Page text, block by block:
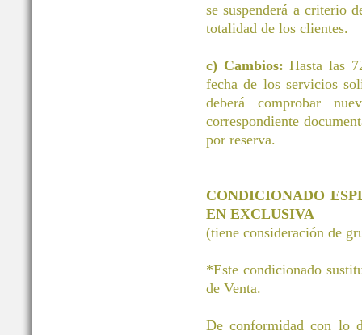
se suspenderá a criterio
totalidad de los clientes.
c) Cambios: Hasta las
fecha de los servicios
deberá comprobar
correspondiente
por reserva.
CONDICIONADO
EN EXCLUSIVA
(tiene consideración de
*Este condicionado
de Venta.
De conformidad con lo